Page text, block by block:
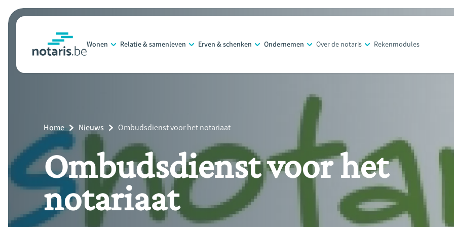
Overslaan
en
inhoud
Wonen Relatie & samenleven Erven & schenken Ondernemen Over de notaris Rekenmodules
Breadcrumb
Home Nieuws
Current
Ombudsdienst voor het notariaat
Ombudsdienst voor het
notariaat